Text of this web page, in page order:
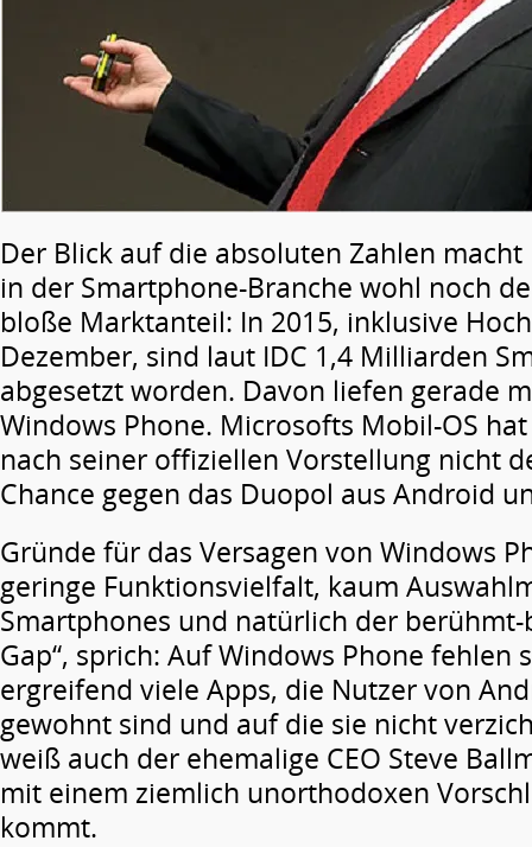
Der Blick auf die absoluten Zahlen
in der Smartphone-Branche wohl noch
bloße Marktanteil: In 2015, inklusive
Dezember, sind laut IDC 1,4 Milliarden
abgesetzt worden. Davon liefen gerade
Windows Phone. Microsofts Mobil-OS
nach seiner offiziellen Vorstellung nicht
Chance gegen das Duopol aus Android
Gründe für das Versagen von Windows
geringe Funktionsvielfalt, kaum
Smartphones und natürlich der berühmt-
Gap“, sprich: Auf Windows Phone fehlen
ergreifend viele Apps, die Nutzer von
gewohnt sind und auf die sie nicht
weiß auch der ehemalige CEO Steve
mit einem ziemlich unorthodoxen
kommt.